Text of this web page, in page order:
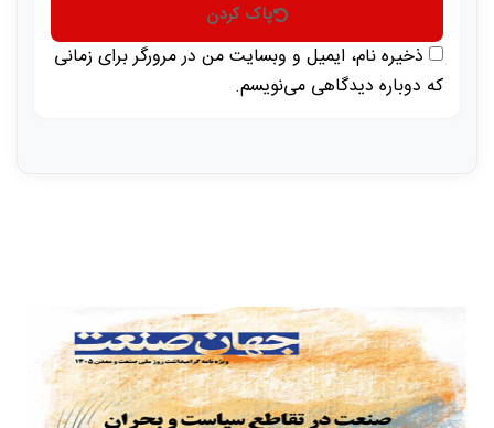
پاک کردن
ذخیره نام، ایمیل و وبسایت من در مرورگر برای زمانی
که دوباره دیدگاهی می‌نویسم.